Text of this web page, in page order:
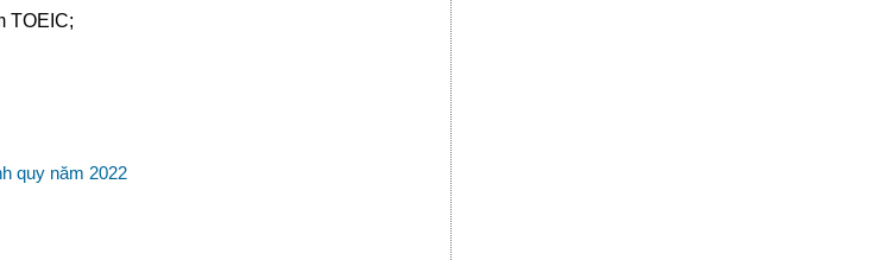
TOEIC;
quy năm 2022